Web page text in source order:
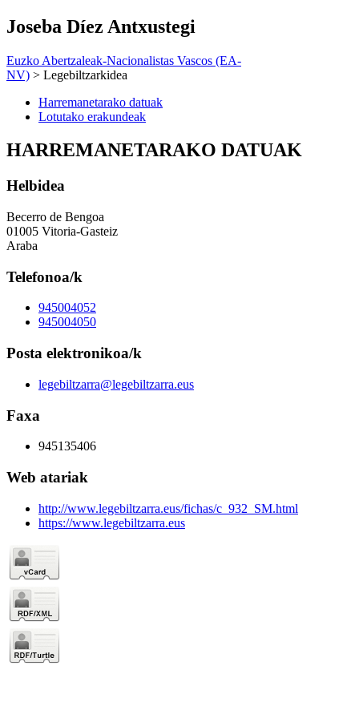
Joseba Díez Antxustegi
Euzko Abertzaleak-Nacionalistas Vascos (EA-
NV) > Legebiltzarkidea
Harremanetarako datuak
Lotutako erakundeak
HARREMANETARAKO DATUAK
Helbidea
Becerro de Bengoa
01005 Vitoria-Gasteiz
Araba
Telefonoa/k
945004052
945004050
Posta elektronikoa/k
legebiltzarra@legebiltzarra.eus
Faxa
945135406
Web atariak
http://www.legebiltzarra.eus/fichas/c_932_SM.html
https://www.legebiltzarra.eus